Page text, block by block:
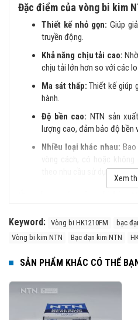
Đặc điểm của vòng bi kim
Thiết kế nhỏ gọn: Giúp
truyền động.
Khả năng chịu tải cao:
chịu tải lớn hơn so với các
Ma sát thấp: Thiết kế giúp
hành.
Độ bền cao: NTN sản
lượng cao, đảm bảo độ bền
Nhiều loại khác nhau:
theo nhu cầu sử dụng.
Máy công cụ, thiết bị cơ khí
Mua vòng bi kim NTN chính
Trên thị trường vòng bi bạc đạn
Xem
Keyword: Vòng bi HK1210FM bạc
Vòng bi kim NTN
Bạc đạn kim NTN
SẢN PHẨM KHÁC CÓ THỂ